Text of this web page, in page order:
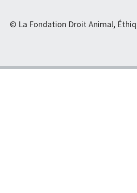
© La Fondation Droit Animal,